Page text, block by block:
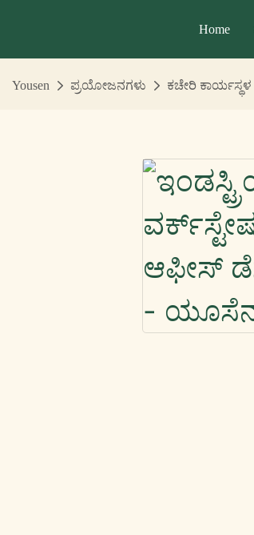
Home
Yousen ಪ್ರಯೋಜನಗಳು ಕಚೇರಿ ಕಾರ್ಯಸ್ಥಳ